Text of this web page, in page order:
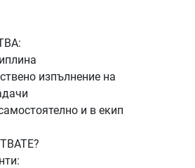
изпълнение на
и в екип